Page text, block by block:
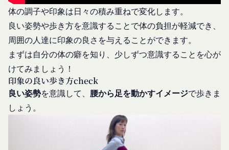
体の調子や印象は日々の積み重ねで変化します。
良い姿勢や歩き方を意識することで体の負担が軽減でき、
周囲の人達に印象の良さを与えることができます。
まずは自分の体の癖を知り、少しずつ意識することを心が
けてみましょう！
印象の良い歩き方check
良い姿勢を意識して、 腰から足を動かすイメージで歩きま
しょう。
る情報
メールアドレス、電話番号、住所等連絡先に関する
情報
アカウントへのアクセス者の本人確認に必要なパス
ワード等のその他の情報
入力フォームその他当社が定める方法を通じてお客
様が入力または送信する情報
当社が各サービスにおいて取得すると定めた情報
端末情報
お客様が、端末または携帯端末上で当社のサービス
を利用する場合、当社は、端末識別子およびIPアド
レスを取得する場合があります。また、当社は、お
本利用規約に基づく利用契約を当社と締結している
方をいいます。
「利用者」
本利用規約に基づき、契約者が本サービスの利用を
認めた特定の法人、団体、個人の第三者をいいま
す。なお、利用者は契約者の事業のために本サービ
スを利用されているものとみなします。
「会員」
本規約の内容の全てを承認いただいた上、本サービ
ス所定の手続きに従い会員登録を申請し、当社がこ
れを承認した特定の法人、団体、個人をいいます。